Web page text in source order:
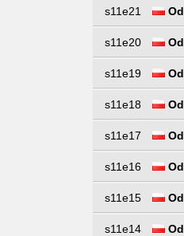
s11e21
s11e20
s11e19
s11e18
s11e17
s11e16
s11e15
s11e14